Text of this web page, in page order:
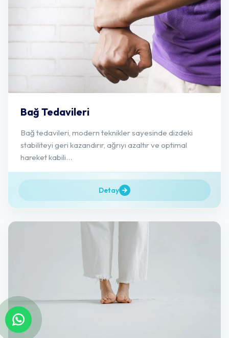
Bağ Tedavileri
Bağ tedavileri, modern teknikler sayesinde dizdeki
stabiliteyi geri kazandırır, ağrıyı azaltır ve optimal
hareket kabili...
Detay